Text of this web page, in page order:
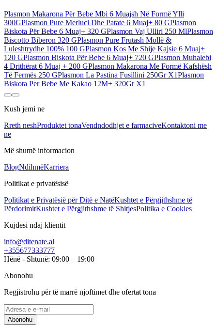
Plasmon Makarona Për Bebe Mbi 6 Muajsh Në Formë Ylli
300GPlasmon Pure Merluci Dhe Patate 6 Muaj+ 80 GPlasmon
Biskota Për Bebe 6 Muaj+ 320 GPlasmon Vaj Ulliri 250 MlPlasmon
Biscotto Biberon 320 GPlasmon Pure Frutash Mollë &
Luleshtrydhe 100% 100 GPlasmon Kos Me Shije Kajsie 6 Muaj+
120 GPlasmon Biskota Për Bebe 6 Muaj+ 720 GPlasmon Muhalebi
4 Drithërat 6 Muaj + 200 GPlasmon Makarona Me Formë Kafshësh
Të Fermës 250 GPlasmon La Pastina Fusillini 250Gr X1Plasmon
Biskota Per Bebe Me Kakao 12M+ 320Gr X1
Kush jemi ne
Rreth neshProduktet tonaVendndodhjet e farmaciveKontaktoni me
ne
Më shumë informacion
BlogNdihmëKarriera
Politikat e privatësisë
Politikat e Privatësië për Ditë e NatëKushtet e Përgjithshme të
PërdorimitKushtet e Përgjithshme të ShitjesPolitika e Cookies
Kujdesi ndaj klientit
info@ditenate.al
+355677333777
Hënë - Shtunë: 09:00 – 19:00
Abonohu
Regjistrohu për të marrë njoftimet dhe ofertat tona
Abonohu